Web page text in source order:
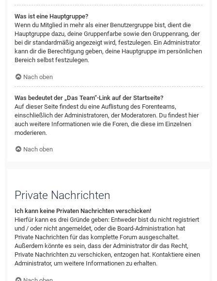
Was ist eine Hauptgruppe?
Wenn du Mitglied in mehr als einer Benutzergruppe bist, dient die
Hauptgruppe dazu, deine Gruppenfarbe sowie den Gruppenrang, der
bei dir standardmäßig angezeigt wird, festzulegen. Ein Administrator
kann dir die Berechtigung geben, deine Hauptgruppe im persönlichen
Bereich selbst festzulegen.
Nach oben
Was bedeutet der „Das Team“-Link auf der Startseite?
Auf dieser Seite findest du eine Auflistung des Forenteams,
einschließlich der Administratoren, der Moderatoren. Du findest hier
auch weitere Informationen wie die Foren, die diese im Einzelnen
moderieren.
Nach oben
Private Nachrichten
Ich kann keine Privaten Nachrichten verschicken!
Hierfür kann es drei Gründe geben: Entweder bist du nicht registriert
und / oder nicht angemeldet, oder die Board-Administration hat
Private Nachrichten für das komplette Forum ausgeschaltet.
Außerdem könnte es sein, dass der Administrator dir das Recht,
Private Nachrichten zu verschicken, entzogen hat. Kontaktiere einen
Administrator, um weitere Informationen zu erhalten.